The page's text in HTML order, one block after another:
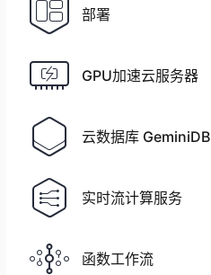
部署
GPU加速云服务器
云数据库 GeminiDB
实时流计算服务
函数工作流